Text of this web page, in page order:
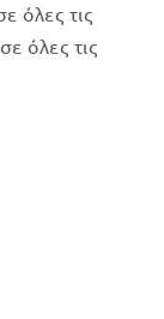
όλες τις
όλες τις